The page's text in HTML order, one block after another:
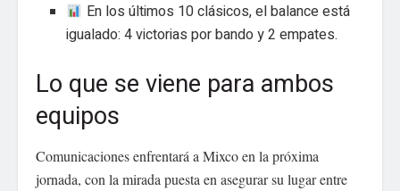
En los últimos 10 clásicos, el balance está
igualado: 4 victorias por bando y 2 empates.
Lo que se viene para ambos
equipos
Comunicaciones enfrentará a Mixco en la próxima
jornada, con la mirada puesta en asegurar su lugar entre